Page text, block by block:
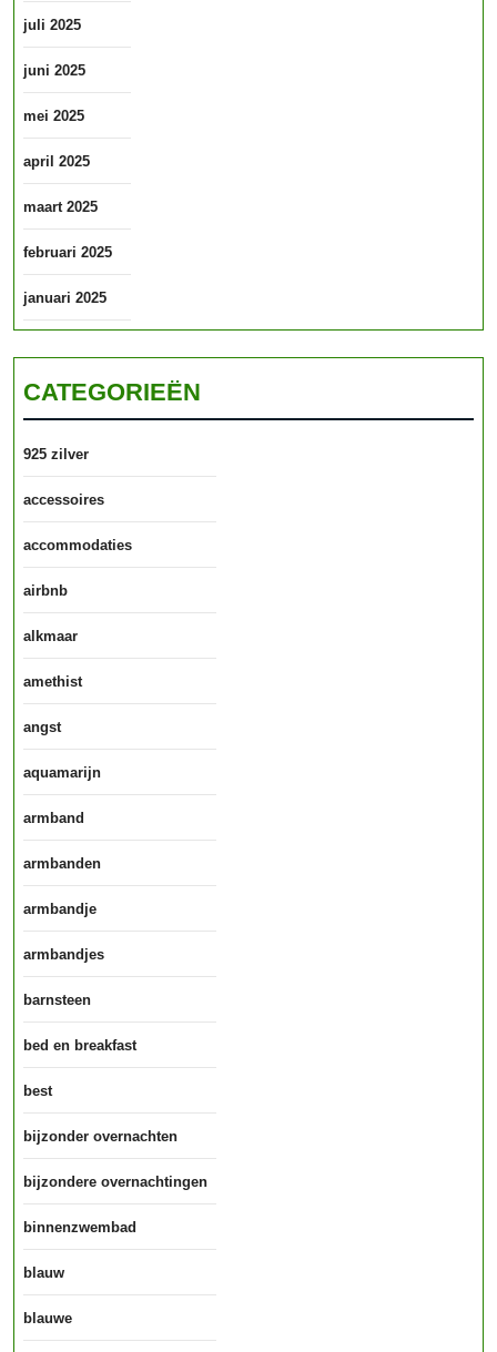
juli 2025
juni 2025
mei 2025
april 2025
maart 2025
februari 2025
januari 2025
CATEGORIEËN
925 zilver
accessoires
accommodaties
airbnb
alkmaar
amethist
angst
aquamarijn
armband
armbanden
armbandje
armbandjes
barnsteen
bed en breakfast
best
bijzonder overnachten
bijzondere overnachtingen
binnenzwembad
blauw
blauwe